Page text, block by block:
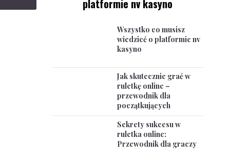
platformie nv kasyno
Wszystko co musisz
wiedzieć o platformie nv
kasyno
Jak skutecznie grać w
ruletkę online –
przewodnik dla
początkujących
Sekrety sukcesu w
ruletka online:
Przewodnik dla graczy